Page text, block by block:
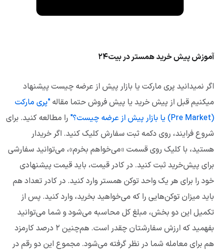
آموزش پیش خرید همستر در بیت۲۴
اگر نمیدانید پری مارکت یا بازار پیش از عرضه چیست پیشنهاد
میکنیم قبل از پیش خرید یا پیش فروش حتما مقاله "پری مارکت
(Pre Market) یا بازار پیش از عرضه چیست؟"
را مطالعه کنید. برای
شروع فرایند، روی دکمه ثبت سفارش کلیک کنید. اگر خریدار
هستید، با کلیک روی قسمت «می‌خواهم بخرم»، می‌توانید سفارشی
برای پیش‌خرید ثبت کنید. در کادر قیمت، باید قیمت پیشنهادی
خود را برای هر یک واحد توکن همستر وارد کنید. در کادر تعداد هم
باید میزان توکن‌هایی را که می‌خواهید بخرید، وارد کنید. پس از
تکمیل این دو بخش، مبلغ کل محاسبه می‌شود و شما می‌توانید
بفهمید که ارزش سفارشتان چقدر است. هم‌چنین ۲ درصد کارمزد
هم برای معامله شما در نظر گرفته می‌شود. مجموع این دو رقم در